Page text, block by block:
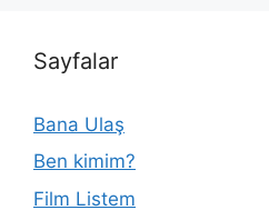
Sayfalar
Bana Ulaş
Ben kimim?
Film Listem